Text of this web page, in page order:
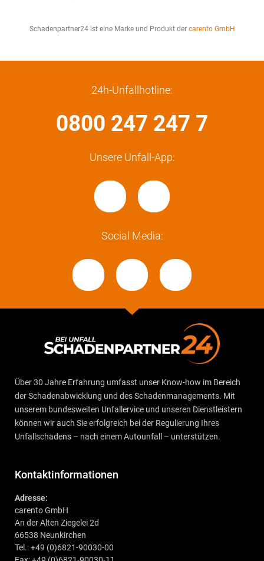
Schadenpartner24 ist eine Marke und Produkt der carento GmbH
24h-Unfallhotline:
0800 247 247 7
Unsere Unfall-App:
Social Media:
Über 30 Jahre Erfahrung umfasst unser Know-how im Bereich
der Schadenabwicklung und des Schadenmanagements. Mit
unserem bundesweiten Unfallervice und unseren Dienstleistern
können wir auch Sie erfolgreich bei der Regulierung Ihres
Unfallschadens – nach einem Autounfall – unterstützen.
Kontaktinformationen
Adresse:
carento GmbH
An der Alten Ziegelei 2d
66538 Neunkirchen
Tel.: +49 (0)6821-90030-00